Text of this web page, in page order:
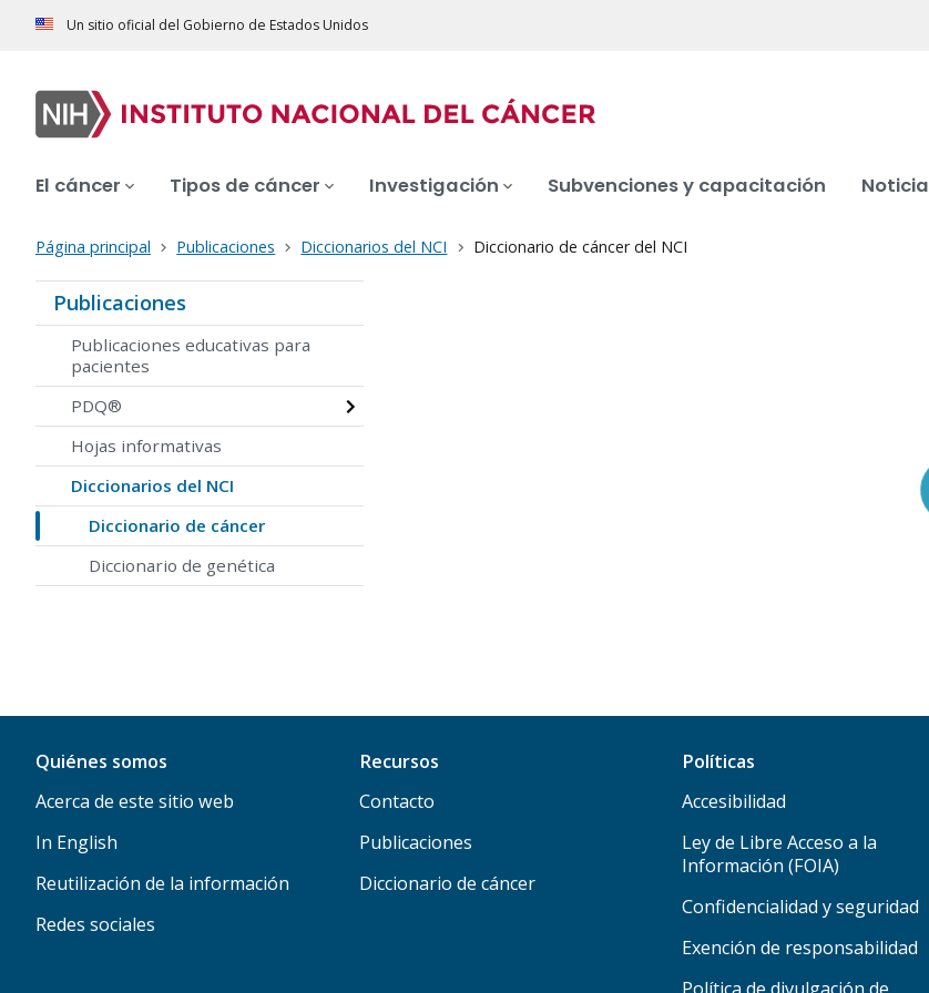
Un sitio oficial del Gobierno de Estados Unidos
El cáncer Tipos de cáncer Investigación Subvenciones y capacitación
Página principal Publicaciones Diccionarios del NCI Diccionario de cáncer del NCI
Publicaciones
Publicaciones educativas para
pacientes
PDQ®
Hojas informativas
Diccionarios del NCI
Diccionario de cáncer
Diccionario de genética
Quiénes somos
Acerca de este sitio web
In English
Reutilización de la información
Redes sociales
Recursos
Contacto
Publicaciones
Diccionario de cáncer
Políticas
Accesibilidad
Ley de Libre Acceso a la
Información (FOIA)
Confidencialidad y seguridad
Exención de responsabilidad